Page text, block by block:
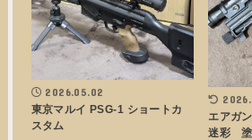
2026.05.02
東京マルイ PSG-1 ショートカ
スタム
エアガ
迷彩